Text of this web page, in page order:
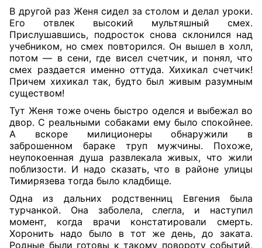
В другой раз Женя сидел за столом и делал уроки.
Его отвлек высокий мультяшный смех.
Прислушавшись, подросток снова склонился над
учебником, но смех повторился. Он вышел в холл,
потом — в сени, где висел счетчик, и понял, что
смех раздается именно оттуда. Хихикал счетчик!
Причем хихикал так, будто был живым разумным
существом!
Тут Женя тоже очень быстро оделся и выбежал во
двор. С реальными собаками ему было спокойнее.
А вскоре милиционеры обнаружили в
заброшенном бараке труп мужчины. Похоже,
неупокоенная душа развлекала живых, что жили
поблизости. И надо сказать, что в районе улицы
Тимирязева тогда было кладбище.
Одна из дальних родственниц Евгения была
турчанкой. Она заболела, слегла, и наступил
момент, когда врачи констатировали смерть.
Хоронить надо было в тот же день, до заката.
Родные были готовы к такому повороту событий,